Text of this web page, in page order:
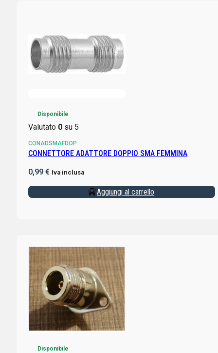
Disponibile
Valutato 0su 5
CONADSMAFDOP
CONNETTORE ADATTORE DOPPIO SMA FEMMINA
0,99 € Iva inclusa
Aggiungi al carrello
Disponibile